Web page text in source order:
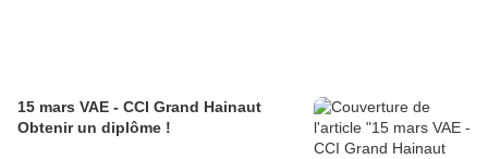
15 mars VAE - CCI Grand Hainaut
Obtenir un diplôme !